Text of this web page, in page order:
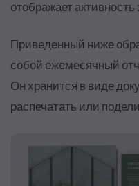
отображает
Приведенный ниже
собой ежемесячный
Он хранится в виде
распечатать или